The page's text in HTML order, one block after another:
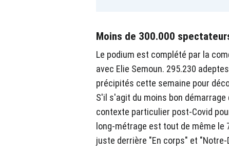
Moins de 300.000
Le podium est complété par la
avec Elie Semoun. 295.230
précipités cette semaine pour
S'il s'agit du moins bon
contexte particulier post-Covid
long-métrage est tout de même
juste derrière "En corps" et "Notre-